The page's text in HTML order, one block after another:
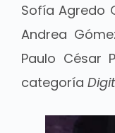
Sofía Agredo
Andrea
Paulo César
categoría